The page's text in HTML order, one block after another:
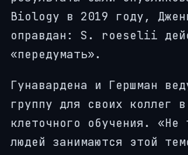
Biology в 2019 году,
оправдан: S. roeselii
«передумать».
Гунавардена и Гершман
группу для своих коллег
клеточного обучения. «Не
людей занимаются этой